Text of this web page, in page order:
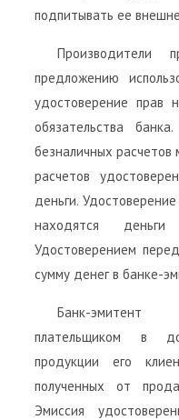
подпитывать ее
Производители
предложению
удостоверение прав
обязательства
безналичных расчетов
расчетов
деньги.
находятся деньги
Удостоверением
сумму денег в банке-
Банк-эмитент
плательщиком в
продукции его
полученных от
Эмиссия